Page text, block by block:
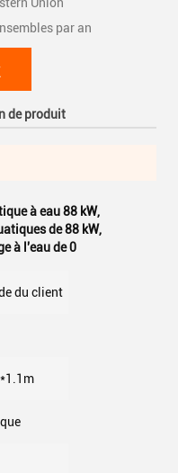
par an
de produit
à eau 88 kW,
de 88 kW,
à l'eau de 0
du client